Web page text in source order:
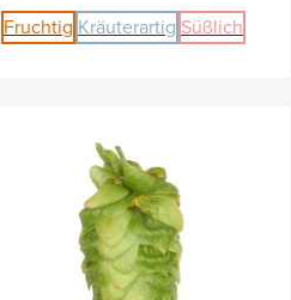
Fruchtig Kräuterartig Süßlich